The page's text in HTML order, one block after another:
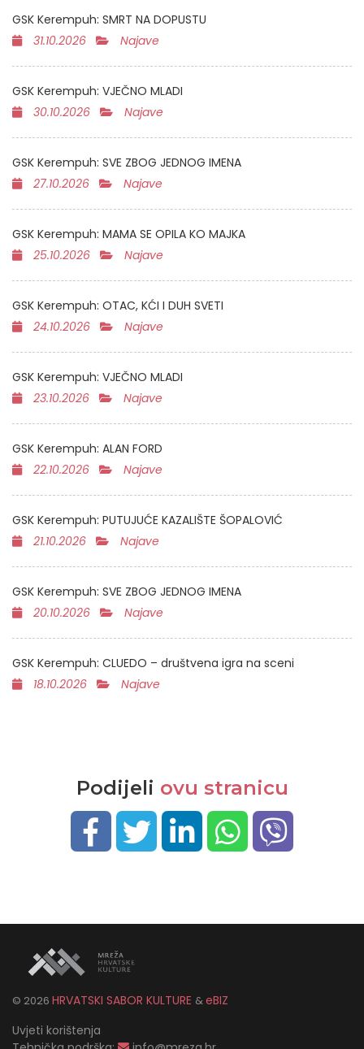
GSK Kerempuh: SMRT NA DOPUSTU
31.10.2026
Najave
GSK Kerempuh: VJEČNO MLADI
30.10.2026
Najave
GSK Kerempuh: SVE ZBOG JEDNOG IMENA
27.10.2026
Najave
GSK Kerempuh: MAMA SE OPILA KO MAJKA
25.10.2026
Najave
GSK Kerempuh: OTAC, KĆI I DUH SVETI
24.10.2026
Najave
GSK Kerempuh: VJEČNO MLADI
23.10.2026
Najave
GSK Kerempuh: ALAN FORD
22.10.2026
Najave
GSK Kerempuh: PUTUJUĆE KAZALIŠTE ŠOPALOVIĆ
21.10.2026
Najave
GSK Kerempuh: SVE ZBOG JEDNOG IMENA
20.10.2026
Najave
GSK Kerempuh: CLUEDO – društvena igra na sceni
18.10.2026
Najave
Podijeli ovu stranicu
© 2026 HRVATSKI SABOR KULTURE &eBIZ
Uvjeti korištenja